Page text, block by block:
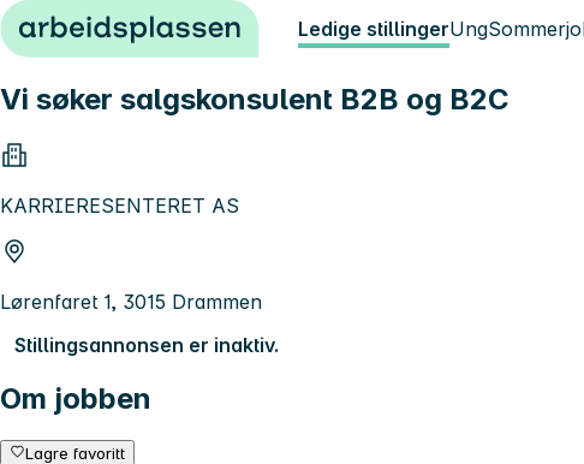
Hopp til innhold Ledige stillingerUng
Vi søker salgskonsulent B2B og B2C
KARRIERESENTERET AS
Lørenfaret 1, 3015 Drammen
Stillingsannonsen er inaktiv.
Om jobben
Lagre favoritt